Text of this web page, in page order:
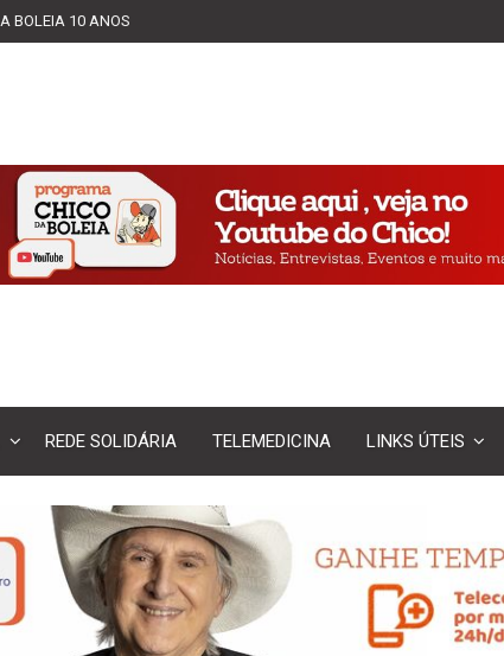
BOLEIA 10 ANOS
REDE SOLIDÁRIA TELEMEDICINA LINKS ÚTEIS